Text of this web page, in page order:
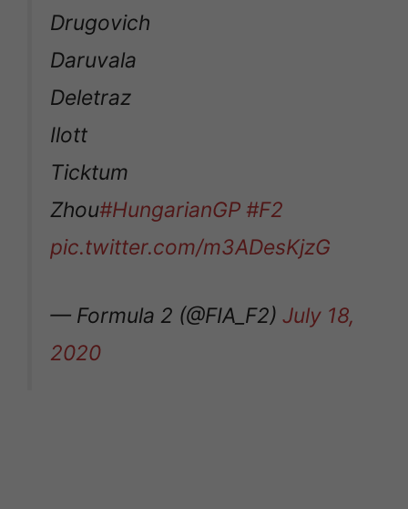
Drugovich
Daruvala
Deletraz
Ilott
Ticktum
Zhou#HungarianGP #F2
pic.twitter.com/m3ADesKjzG
— Formula 2 (@FIA_F2) July 18,
2020